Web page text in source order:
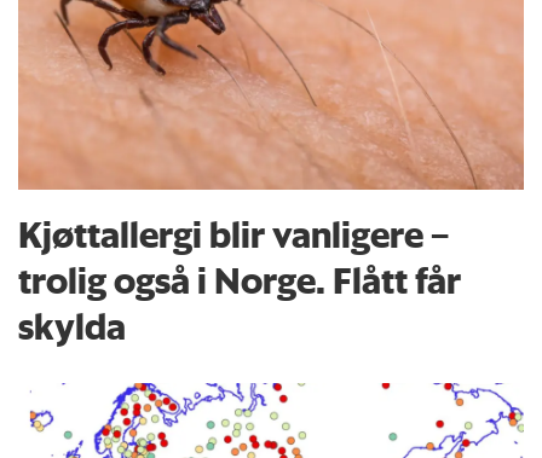
Kjøttallergi blir vanligere –
trolig også i Norge. Flått får
skylda